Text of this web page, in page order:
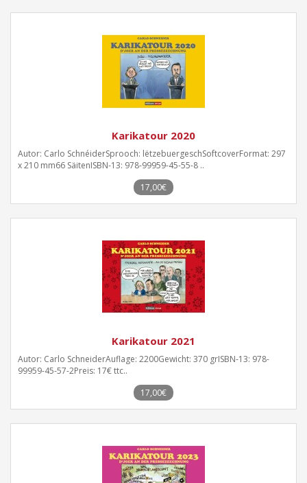
Karikatour 2020
Autor: Carlo SchnéiderSprooch: lëtzebuergeschSoftcoverFormat: 297
x 210 mm66 SäitenISBN-13: 978-99959-45-55-8 ..
17,00€
Karikatour 2021
Autor: Carlo SchneiderAuflage: 2200Gewicht: 370 grISBN-13: 978-
99959-45-57-2Preis: 17€ ttc..
17,00€